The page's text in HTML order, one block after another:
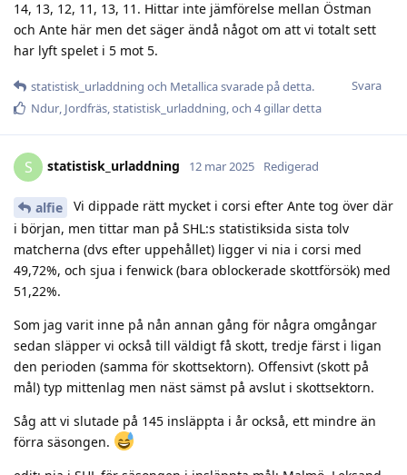
14, 13, 12, 11, 13, 11. Hittar inte jämförelse mellan Östman
och Ante här men det säger ändå något om att vi totalt sett
har lyft spelet i 5 mot 5.
Svara
statistisk_urladdning och Metallicasvarade på detta.
Ndur, Jordfräs,statistisk_urladdning, och 4gillar detta
S statistisk_urladdning 12 mar 2025 Redigerad
alfie
Vi dippade rätt mycket i corsi efter Ante tog över där
i början, men tittar man på SHL:s statistiksida sista tolv
matcherna (dvs efter uppehållet) ligger vi nia i corsi med
49,72%, och sjua i fenwick (bara oblockerade skottförsök) med
51,22%.
Som jag varit inne på nån annan gång för några omgångar
sedan släpper vi också till väldigt få skott, tredje färst i ligan
den perioden (samma för skottsektorn). Offensivt (skott på
mål) typ mittenlag men näst sämst på avslut i skottsektorn.
Såg att vi slutade på 145 insläppta i år också, ett mindre än
förra säsongen.